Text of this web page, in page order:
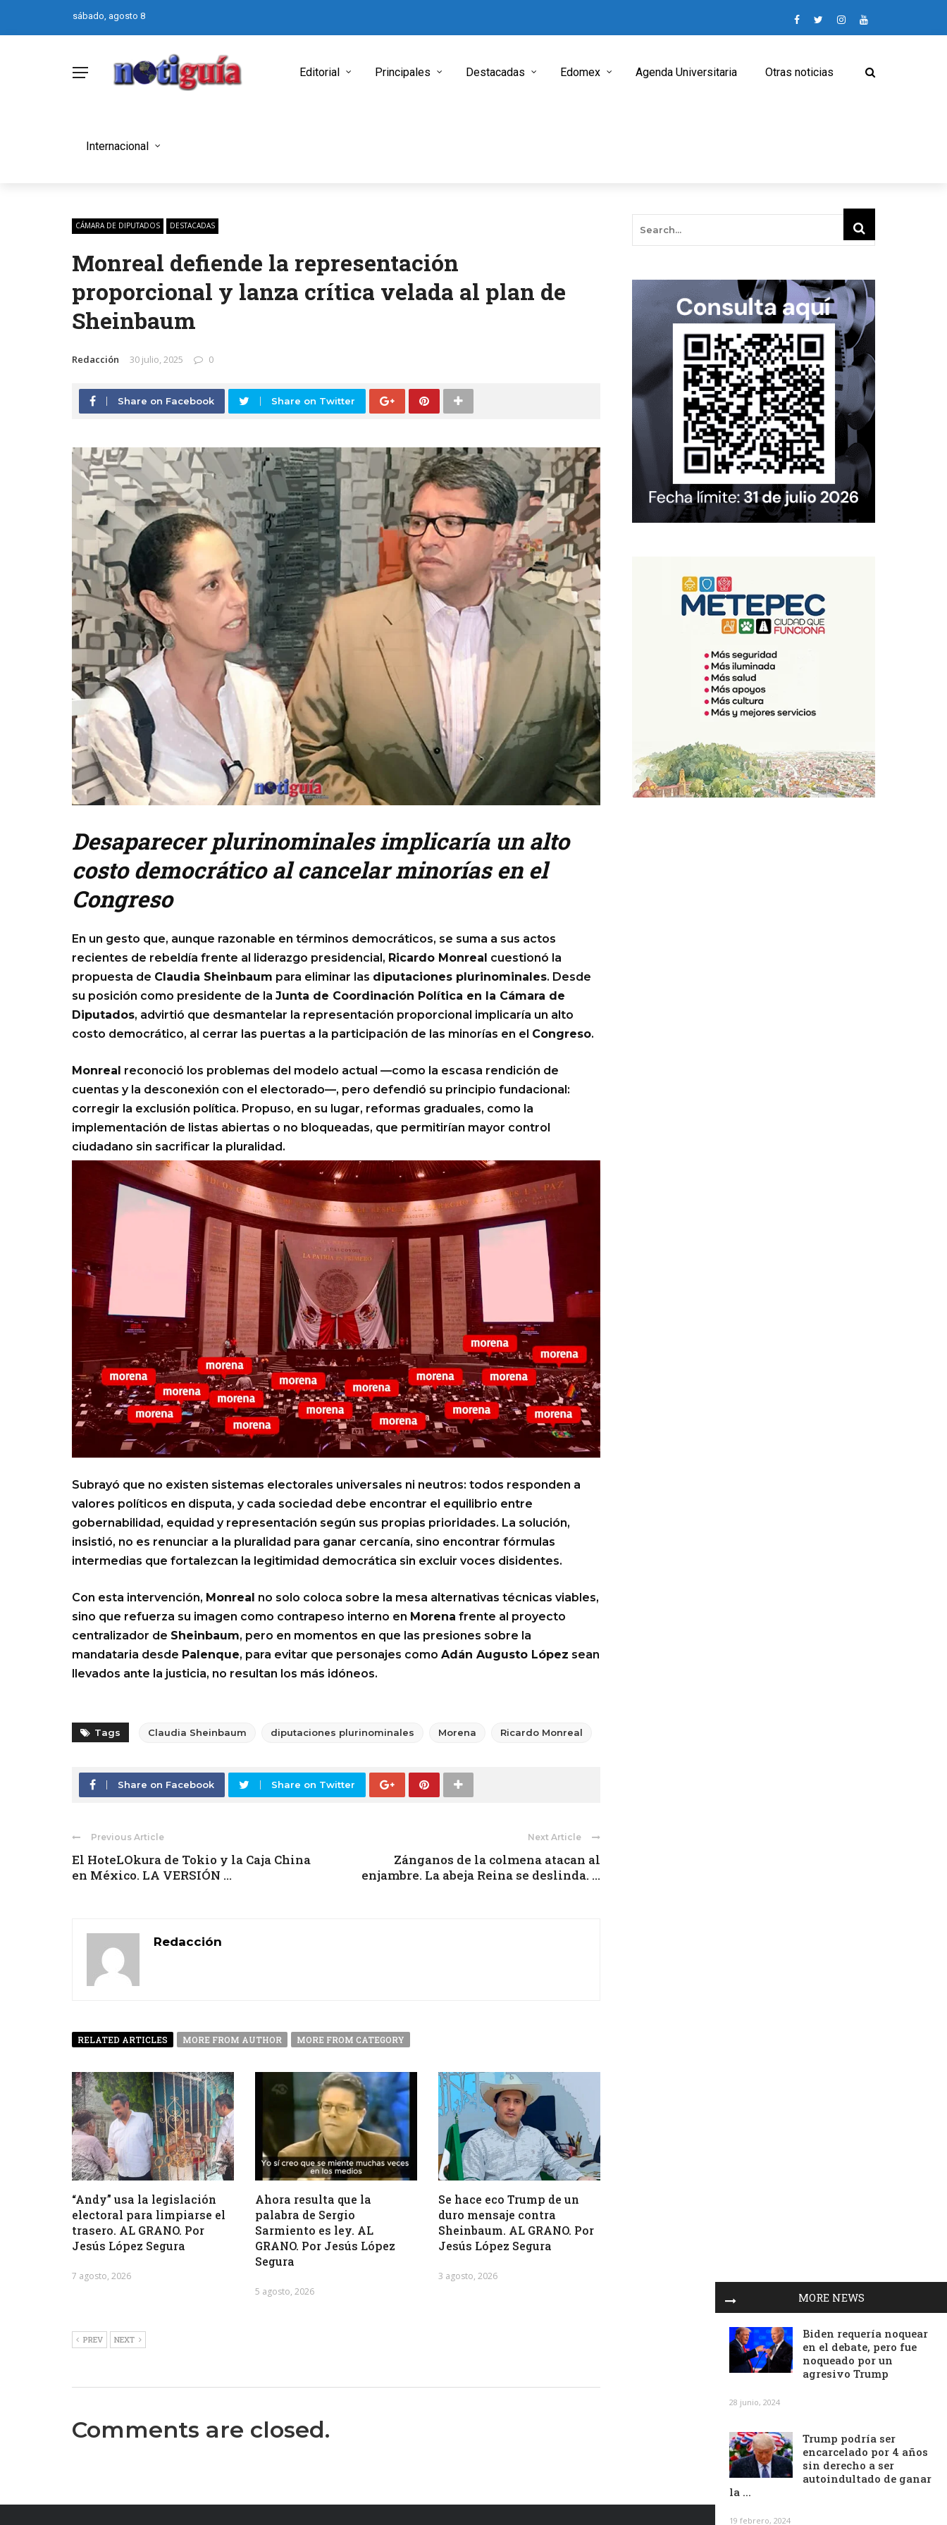
sábado, agosto 8
Editorial Principales Destacadas Edomex Agenda Universitaria Otras noticias
Internacional
CÁMARA DE DIPUTADOS DESTACADAS
Monreal defiende la representación
proporcional y lanza crítica velada al plan de
Sheinbaum
Redacción 30 julio, 2025 0
Share on Facebook Share on Twitter
Desaparecer plurinominales implicaría un alto
costo democrático al cancelar minorías en el
Congreso
En un gesto que, aunque razonable en términos democráticos, se suma a sus actos
recientes de rebeldía frente al liderazgo presidencial, Ricardo Monreal cuestionó la
propuesta de Claudia Sheinbaum para eliminar las diputaciones plurinominales. Desde
su posición como presidente de la Junta de Coordinación Política en la Cámara de
Diputados, advirtió que desmantelar la representación proporcional implicaría un alto
costo democrático, al cerrar las puertas a la participación de las minorías en el Congreso.
Monreal reconoció los problemas del modelo actual —como la escasa rendición de
cuentas y la desconexión con el electorado—, pero defendió su principio fundacional:
corregir la exclusión política. Propuso, en su lugar, reformas graduales, como la
implementación de listas abiertas o no bloqueadas, que permitirían mayor control
ciudadano sin sacrificar la pluralidad.
Subrayó que no existen sistemas electorales universales ni neutros: todos responden a
valores políticos en disputa, y cada sociedad debe encontrar el equilibrio entre
gobernabilidad, equidad y representación según sus propias prioridades. La solución,
insistió, no es renunciar a la pluralidad para ganar cercanía, sino encontrar fórmulas
intermedias que fortalezcan la legitimidad democrática sin excluir voces disidentes.
Con esta intervención, Monreal no solo coloca sobre la mesa alternativas técnicas viables,
sino que refuerza su imagen como contrapeso interno en Morena frente al proyecto
centralizador de Sheinbaum, pero en momentos en que las presiones sobre la
mandataria desde Palenque, para evitar que personajes como Adán Augusto López sean
llevados ante la justicia, no resultan los más idóneos.
Tags Claudia Sheinbaum diputaciones plurinominales Morena Ricardo Monreal
Share on Facebook Share on Twitter
Previous Article
El HoteLOkura de Tokio y la Caja China
en México. LA VERSIÓN ...
Next Article
Zánganos de la colmena atacan al
enjambre. La abeja Reina se deslinda. ...
Redacción
RELATED ARTICLES MORE FROM AUTHOR MORE FROM CATEGORY
“Andy” usa la legislación
electoral para limpiarse el
trasero. AL GRANO. Por
Jesús López Segura
7 agosto, 2026
Ahora resulta que la
palabra de Sergio
Sarmiento es ley. AL
GRANO. Por Jesús López
Segura
5 agosto, 2026
Se hace eco Trump de un
duro mensaje contra
Sheinbaum. AL GRANO. Por
Jesús López Segura
3 agosto, 2026
PREV NEXT
Comments are closed.
MORE NEWS
Biden requería noquear
en el debate, pero fue
noqueado por un
agresivo Trump
28 junio, 2024
Trump podría ser
encarcelado por 4 años
sin derecho a ser
autoindultado de ganar
la ...
19 febrero, 2024